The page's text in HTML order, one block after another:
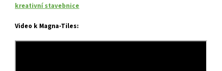
kreativní stavebnice
Video k Magna-Tiles: